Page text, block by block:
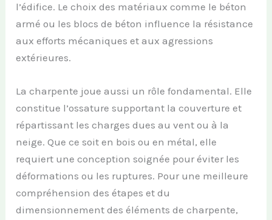
l’édifice. Le choix des matériaux comme le béton
armé ou les blocs de béton influence la résistance
aux efforts mécaniques et aux agressions
extérieures.
La charpente joue aussi un rôle fondamental. Elle
constitue l’ossature supportant la couverture et
répartissant les charges dues au vent ou à la
neige. Que ce soit en bois ou en métal, elle
requiert une conception soignée pour éviter les
déformations ou les ruptures. Pour une meilleure
compréhension des étapes et du
dimensionnement des éléments de charpente,